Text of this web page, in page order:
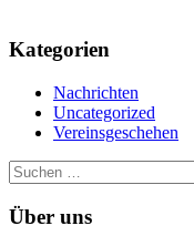
Kategorien
Nachrichten
Uncategorized
Vereinsgeschehen
Suchen
nach:
Über uns